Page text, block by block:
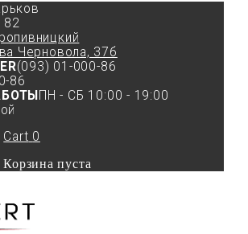
82
Черновола, 37б
(093) 01-000-86
86
ПН - СБ 10:00 - 19:00
Cart 0
Корзина пуста